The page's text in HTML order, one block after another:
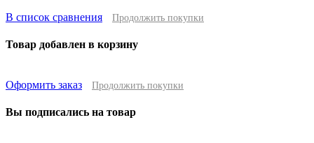
В список сравнения Продолжить покупки
Товар добавлен в корзину
Оформить заказ Продолжить покупки
Вы подписались на товар